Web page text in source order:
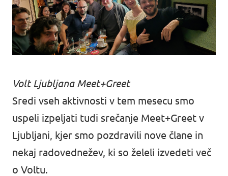
Volt Ljubljana Meet+Greet
Sredi vseh aktivnosti v tem mesecu smo
uspeli izpeljati tudi srečanje Meet+Greet v
Ljubljani, kjer smo pozdravili nove člane in
nekaj radovednežev, ki so želeli izvedeti več
o Voltu.